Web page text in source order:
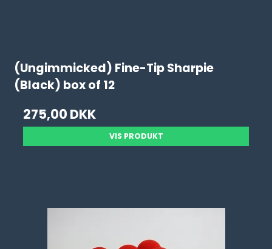
(Ungimmicked) Fine-Tip Sharpie
(Black) box of 12
275,00 DKK
VIS PRODUKT